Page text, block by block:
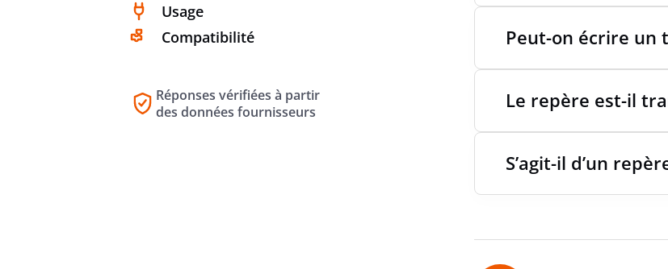
Usage
Compatibilité
Réponses vérifiées à partir
des données fournisseurs
Peut-on écrire un
Le repère est-il
S’agit-il d’un